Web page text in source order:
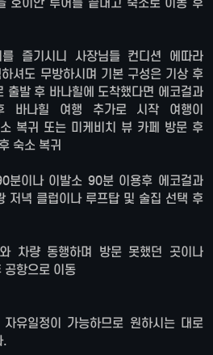
즐기시니 사장님들 컨디션 에따라
셔도 무방하시며 기본 구성은 기상 후
출발 후 바나힐에 도착했다면 에코걸과
바나힐 여행 추가로 시작 여행이
복귀 또는 미케비치 뷰 카페 방문 후
숙소 복귀
분이나 이발소 90분 이용후 에코걸과
저녁 클럽이나 루프탑 및 술집 선택 후
차량 동행하며 방문 못했던 곳이나
공항으로 이동
유일정이 가능하므로 원하시는 대로
.